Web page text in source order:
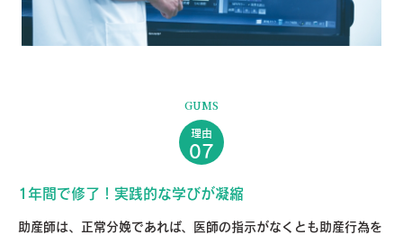
GUMS
理由
07
1年間で修了！実践的な学びが凝縮
助産師は、正常分娩であれば、医師の指示がなくとも助産行為を